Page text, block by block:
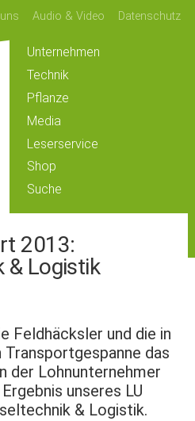
Audio & Video Datenschutz
Unternehmen
Technik
Pflanze
Media
Leserservice
Shop
Suche
2013:
& Logistik
Feldhäcksler und die in
das
der Lohnunternehmer
unseres LU
& Logistik.